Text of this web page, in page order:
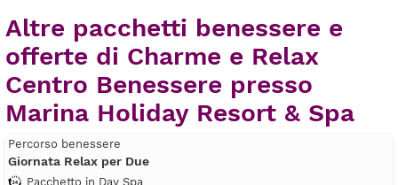
Altre pacchetti benessere e
offerte di Charme e Relax
Centro Benessere presso
Marina Holiday Resort & Spa
Percorso benessere
Giornata Relax per Due
Pacchetto in Day Spa